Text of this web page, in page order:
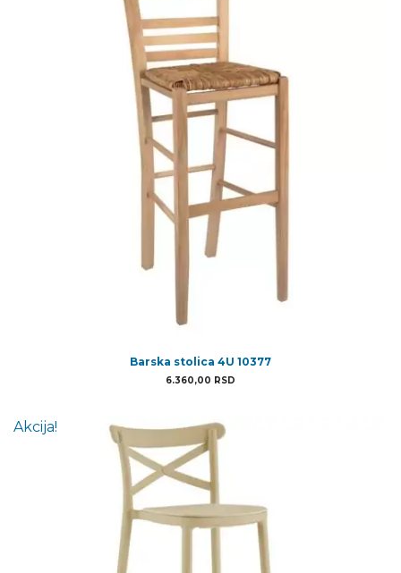
Barska stolica 4U 10377
6.360,00 RSD
Akcija!